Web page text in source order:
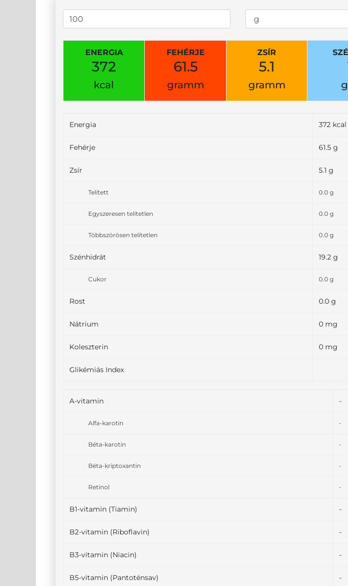
ENERGIA
372
kcal
FEHÉRJE
61.5
gramm
ZSÍR
5.1
gramm
Energia 372 kcal
Fehérje 61.5 g
Zsír 5.1 g
Telített 0.0 g
Egyszeresen telítetlen 0.0 g
Többszörösen telítetlen 0.0 g
Szénhidrát 19.2 g
Cukor 0.0 g
Rost 0.0 g
Nátrium 0 mg
Koleszterin 0 mg
Glikémiás Index
A-vitamin -
Alfa-karotin -
Béta-karotin -
Béta-kriptoxantin -
Retinol -
B1-vitamin (Tiamin) -
B2-vitamin (Riboflavin) -
B3-vitamin (Niacin) -
B5-vitamin (Pantoténsav) -